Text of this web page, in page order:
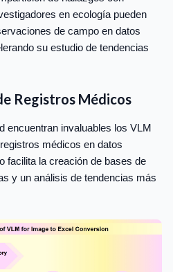
en ecología pueden
de campo en datos
su estudio de tendencias
Registros Médicos
encuentran invaluables los VLM
médicos en datos
facilita la creación de bases de
y un análisis de tendencias más